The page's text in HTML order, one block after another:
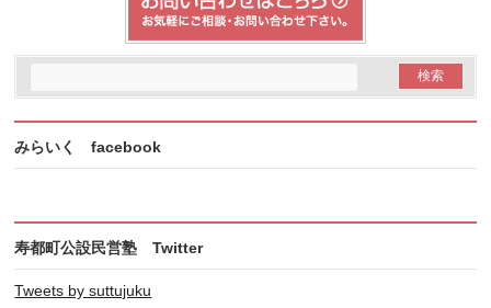
みらいく facebook
寿都町公設民営塾 Twitter
Tweets by suttujuku